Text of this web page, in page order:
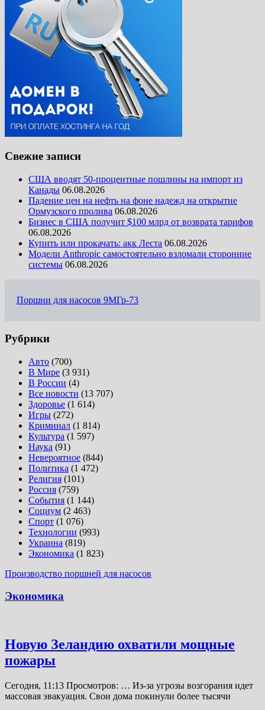
Свежие записи
США вводят 50-процентные пошлины на импорт из
Канады 06.08.2026
Падение цен на нефть на фоне надежд на открытие
Ормузского пролива 06.08.2026
Бизнес в США получит $100 млрд от возврата тарифов
06.08.2026
Купить или прокачать: акк Леста 06.08.2026
Модели Anthropic самостоятельно взломали сторонние
системы 06.08.2026
Поршни для насосов 9МГр-73
Рубрики
Авто (700)
В Мире (3 931)
В России (4)
Все новости (13 707)
Здоровье (1 614)
Игры (272)
Криминал (1 814)
Культура (1 597)
Наука (91)
Невероятное (844)
Политика (1 472)
Религия (101)
Россия (759)
События (1 144)
Социум (2 463)
Спорт (1 076)
Технологии (993)
Украина (819)
Экономика (1 823)
Производство поршней для насосов
Экономика
Новую Зеландию охватили мощные
пожары
Сегодня, 11:13 Просмотров: … Из-за угрозы возгорания идет
массовая эвакуация. Свои дома покинули более тысячи